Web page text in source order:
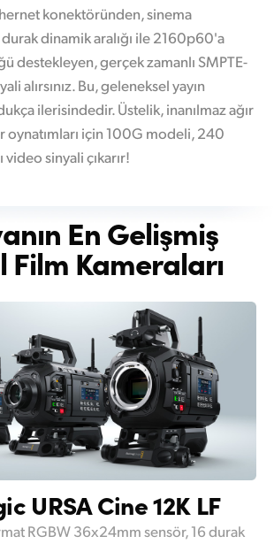
konektöründen, sinema
dinamik aralığı ile 2160p60'a
destekleyen, gerçek zamanlı SMPTE-
alırsınız. Bu, geleneksel yayın
ilerisindedir. Üstelik, inanılmaz ağır
oynatımları için 100G modeli, 240
sinyali çıkarır!
En Gelişmiş
Film Kameraları
URSACine 12K LF
RGBW 36x24mm sensör, 16 durak